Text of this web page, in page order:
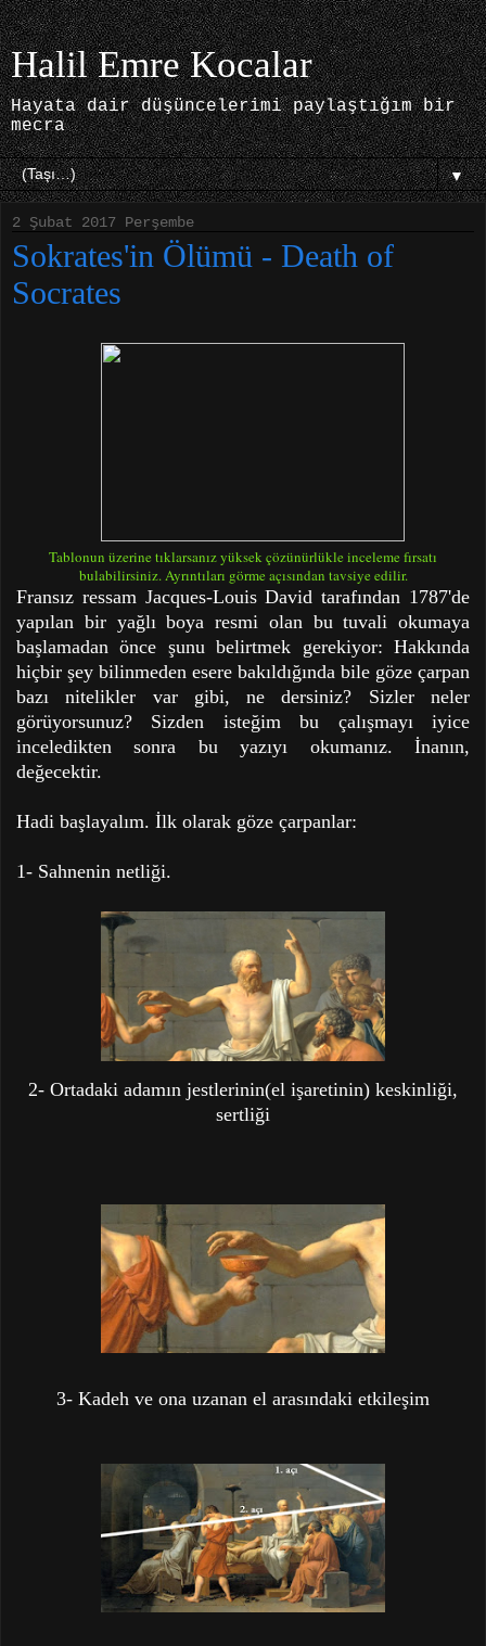
Halil Emre Kocalar
Hayata dair düşüncelerimi paylaştığım bir
mecra
▼
2 Şubat 2017 Perşembe
Sokrates'in Ölümü - Death of
Socrates
Tablonun üzerine tıklarsanız yüksek çözünürlükle inceleme fırsatı
bulabilirsiniz. Ayrıntıları görme açısından tavsiye edilir.
Fransız ressam Jacques-Louis David tarafından 1787'de
yapılan bir yağlı boya resmi olan bu tuvali okumaya
başlamadan önce şunu belirtmek gerekiyor: Hakkında
hiçbir şey bilinmeden esere bakıldığında bile göze çarpan
bazı nitelikler var gibi, ne dersiniz? Sizler neler
görüyorsunuz? Sizden isteğim bu çalışmayı iyice
inceledikten sonra bu yazıyı okumanız. İnanın,
değecektir.
Hadi başlayalım. İlk olarak göze çarpanlar:
1- Sahnenin netliği.
2- Ortadaki adamın jestlerinin(el işaretinin) keskinliği,
sertliği
3- Kadeh ve ona uzanan el arasındaki etkileşim